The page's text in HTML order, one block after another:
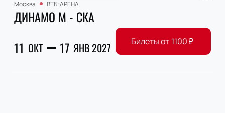
Москва
ВТБ-АРЕНА
ДИНАМО М - СКА
11 ОКТ 17 ЯНВ 2027 Билеты от 1100₽